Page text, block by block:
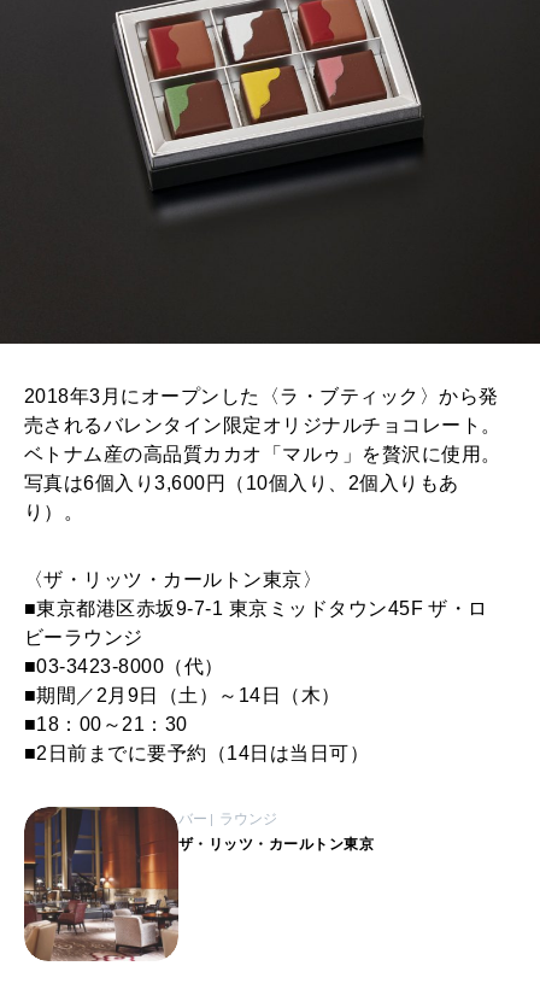
2018年3月にオープンした〈ラ・ブティック〉から発
売されるバレンタイン限定オリジナルチョコレート。
ベトナム産の高品質カカオ「マルゥ」を贅沢に使用。
写真は6個入り3,600円（10個入り、2個入りもあ
り）。
〈ザ・リッツ・カールトン東京〉
■東京都港区赤坂9-7-1 東京ミッドタウン45F ザ・ロ
ビーラウンジ
■03-3423-8000（代）
■期間／2月9日（土）～14日（木）
■18：00～21：30
■2日前までに要予約（14日は当日可）
バー ラウンジ
ザ・リッツ・カールトン東京